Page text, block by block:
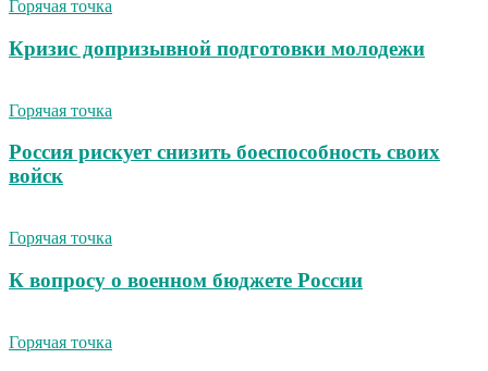
Горячая точка
Кризис допризывной подготовки молодежи
Горячая точка
Россия рискует снизить боеспособность своих
войск
Горячая точка
К вопросу о военном бюджете России
Горячая точка